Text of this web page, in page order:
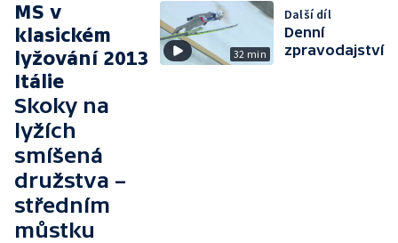
MS v
klasickém
lyžování 2013
Itálie
Skoky na
lyžích
smíšená
družstva –
středním
můstku
32 min
Další díl
Denní
zpravodajství